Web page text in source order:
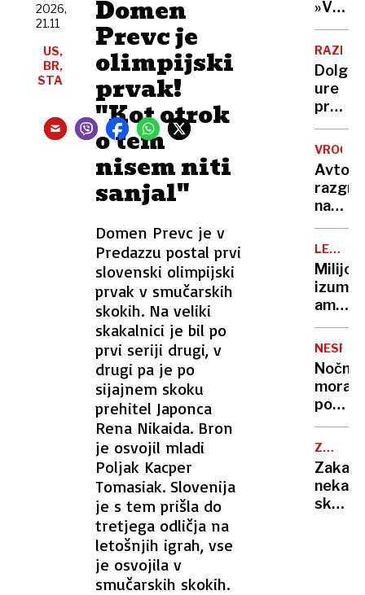
Domen
Prevc je
olimpijski
prvak!
"Kot otrok
o tem
nisem niti
sanjal"
Domen Prevc je v
Predazzu postal prvi
slovenski olimpijski
prvak v smučarskih
skokih. Na veliki
skakalnici je bil po
prvi seriji drugi, v
drugi pa je po
sijajnem skoku
prehitel Japonca
Rena Nikaida. Bron
je osvojil mladi
Poljak Kacper
Tomasiak. Slovenija
je s tem prišla do
tretjega odličja na
letošnjih igrah, vse
je osvojila v
smučarskih skokih.
2026,
21.11
US,
BR,
STA
Evropi
še ni
Nato,
tarče
»V
eni
roki
nosiš
žalost,
v
drugi
Dolge
ure
pred
To je
ena
navad
za
vaše
Avto,
na
soncu?
S
tem
15-
trikom
ga
boste
ohladili
hitreje
kot
klimo
KUHARJI
ko je
zavpil
so
prijeli
za
Nočna
mora
noči:
zakaj
v
vročini
NASVET
Zakaj
skoraj